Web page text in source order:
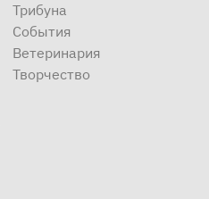
Трибуна
События
Ветеринария
Творчество